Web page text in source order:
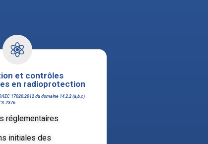
et contrôles
en radioprotection
IEC 17020:2012 du domaine 14.2.2 (a,b,c)
2376
réglementaires
initiales des